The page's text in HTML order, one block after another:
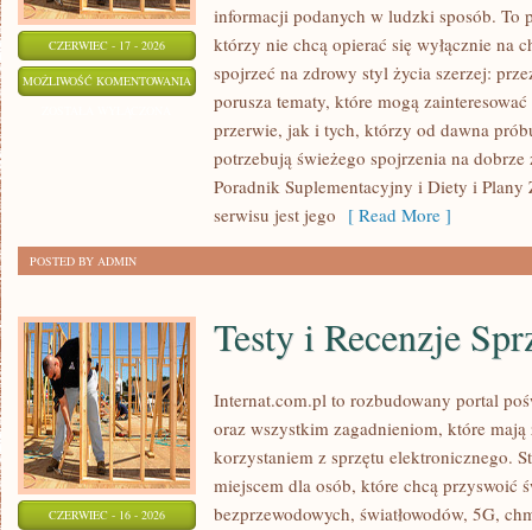
CZERWIEC - 17 - 2026
MOŻLIWOŚĆ KOMENTOWANIA TRENINGI
SPALANIE
KALORII
informacji podanych w ludzki sposób. To
którzy nie chcą opierać się wyłącznie na
spojrzeć na zdrowy styl życia szerzej:
porusza tematy, które mogą
przerwie, jak i tych, którzy od dawna
potrzebują świeżego spojrzenia na dobrze
Poradnik Suplementacyjny i Diety i Plany
serwisu jest jego [ Read More ]
POSTED BY ADMIN
CZERWIEC - 16 - 2026
Testy i Recenzje
Internat.com.pl to rozbudowany portal
oraz wszystkim zagadnieniom, które
korzystaniem z sprzętu elektronicznego.
miejscem dla osób, które chcą przyswoić
bezprzewodowych, światłowodów, 5G,